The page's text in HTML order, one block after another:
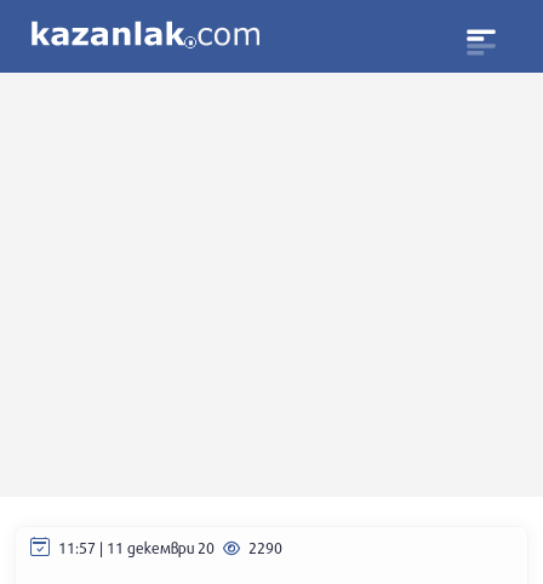
11:57 | 11 декември 20 2290